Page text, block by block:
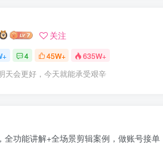
关注
4 45W+ 635W+
天会更好，今天就能承受艰辛
全功能讲解+全场景剪辑案例，做账号接单